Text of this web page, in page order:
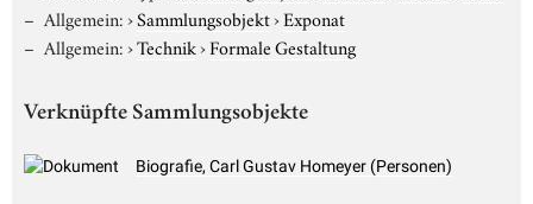
Allgemein:›Sammlungsobjekt›Exponat
Allgemein:›Technik›Formale Gestaltung
Verknüpfte Sammlungsobjekte
Biografie, Carl Gustav Homeyer (Personen)